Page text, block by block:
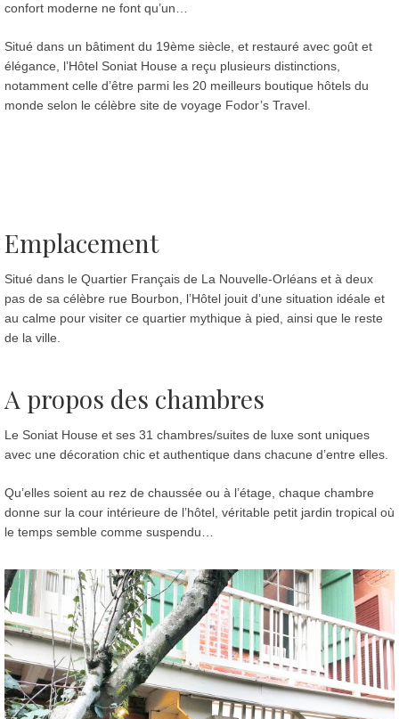
confort moderne ne font qu’un…
Situé dans un bâtiment du 19ème siècle, et restauré avec goût et
élégance, l’Hôtel Soniat House a reçu plusieurs distinctions,
notamment celle d’être parmi les 20 meilleurs boutique hôtels du
monde selon le célèbre site de voyage Fodor’s Travel.
Emplacement
Situé dans le Quartier Français de La Nouvelle-Orléans et à deux
pas de sa célèbre rue Bourbon, l’Hôtel jouit d’une situation idéale et
au calme pour visiter ce quartier mythique à pied, ainsi que le reste
de la ville.
A propos des chambres
Le Soniat House et ses 31 chambres/suites de luxe sont uniques
avec une décoration chic et authentique dans chacune d’entre elles.
Qu’elles soient au rez de chaussée ou à l’étage, chaque chambre
donne sur la cour intérieure de l’hôtel, véritable petit jardin tropical où
le temps semble comme suspendu…